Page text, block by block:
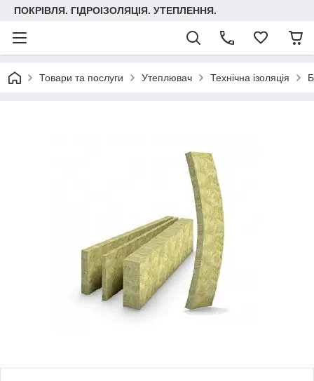
ПОКРІВЛЯ. ГІДРОІЗОЛЯЦІЯ. УТЕПЛЕННЯ.
Товари та послуги Утеплювач Технічна ізоляція